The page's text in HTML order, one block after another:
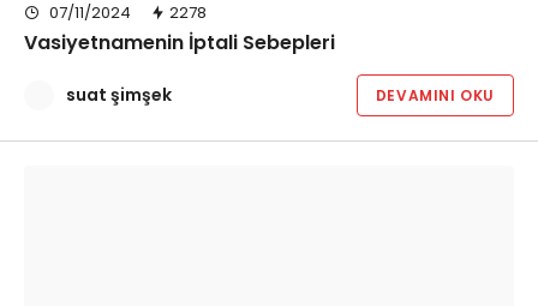
07/11/2024 2278
Vasiyetnamenin İptali Sebepleri
suat şimşek DEVAMINI OKU